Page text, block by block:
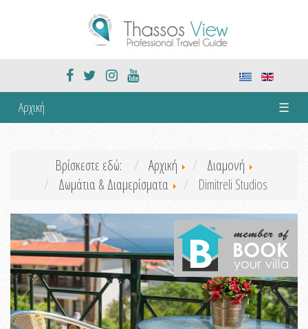
Αρχική ☰
Βρίσκεστε εδώ: Αρχική
Διαμονή
Δωμάτια & Διαμερίσματα
Dimitreli Studios